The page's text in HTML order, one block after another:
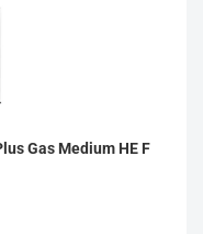
Gas Medium HE F